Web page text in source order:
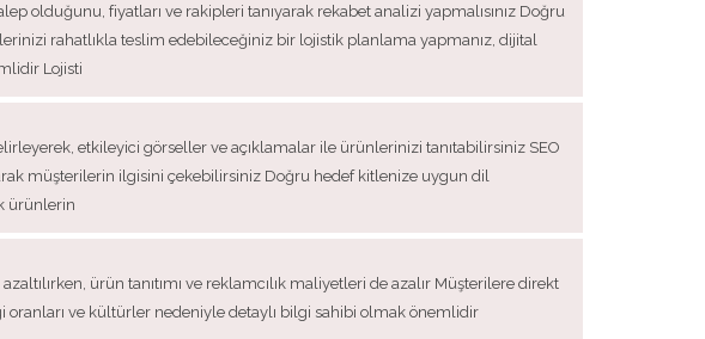
olduğunu, fiyatları ve rakipleri tanıyarak rekabet analizi yapmalısınız Doğru
rahatlıkla teslim edebileceğiniz bir lojistik planlama yapmanız, dijital
Lojisti
etkileyici görseller ve açıklamalar ile ürünlerinizi tanıtabilirsiniz SEO
müşterilerin ilgisini çekebilirsiniz Doğru hedef kitlenize uygun dil
ürünlerin
ürün tanıtımı ve reklamcılık maliyetleri de azalır Müşterilere direkt
oranları ve kültürler nedeniyle detaylı bilgi sahibi olmak önemlidir